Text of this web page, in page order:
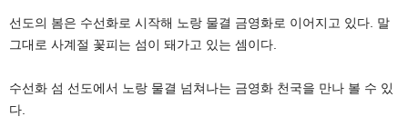
선도의 봄은 수선화로 시작해 노랑 물결 금영화로 이어지고 있다. 말
그대로 사계절 꽃피는 섬이 돼가고 있는 셈이다.
수선화 섬 선도에서 노랑 물결 넘쳐나는 금영화 천국을 만나 볼 수 있
다.